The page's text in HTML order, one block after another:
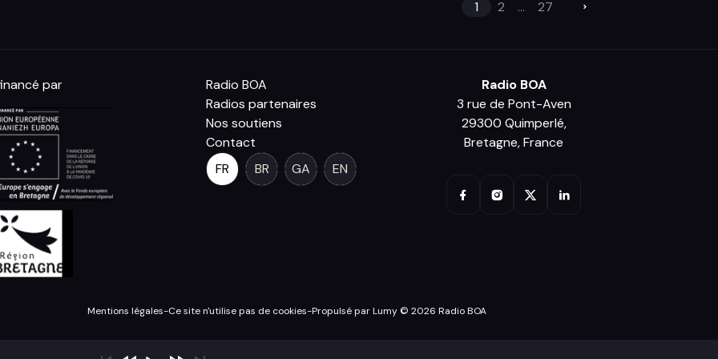
1 2 ... 27
par
Radio BOA
Radios partenaires
Nos soutiens
Contact
FR
BR GA EN
Radio BOA
3 rue de Pont-Aven
29300 Quimperlé,
Bretagne, France
Mentions légales-Ce site n'utilise pas de cookies-Propulsé par Lumy © 2026 Radio BOA